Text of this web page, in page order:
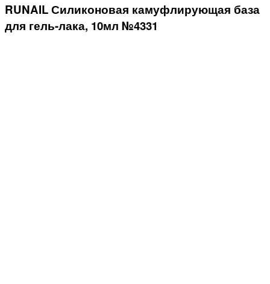
RUNAIL Силиконовая камуфлирующая база
для гель-лака, 10мл №4331